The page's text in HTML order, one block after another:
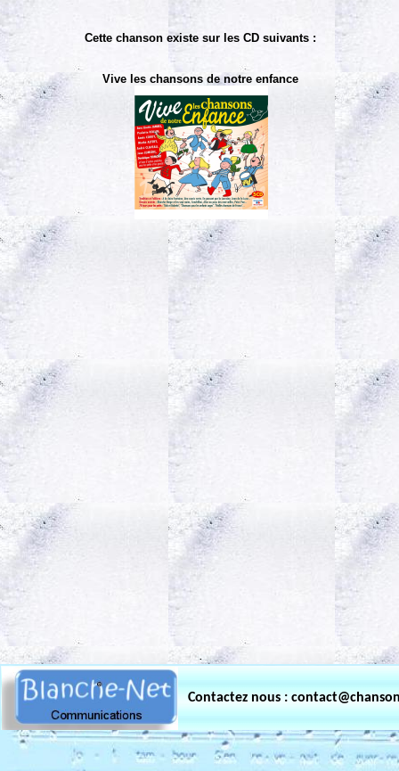
Cette chanson existe sur les CD suivants :
Vive les chansons de notre enfance
Contactez nous :